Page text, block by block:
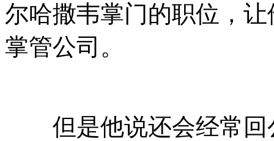
尔哈撒韦掌门的职位，
掌管公司。
但是他说还会经常回